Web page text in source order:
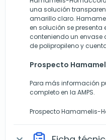
una solución
amarillo claro.
en solución se presenta
conteniendo un envase
de polipropileno y
Prospecto
Para más información
completo en la AMPS.
Prospecto Hamamelis-